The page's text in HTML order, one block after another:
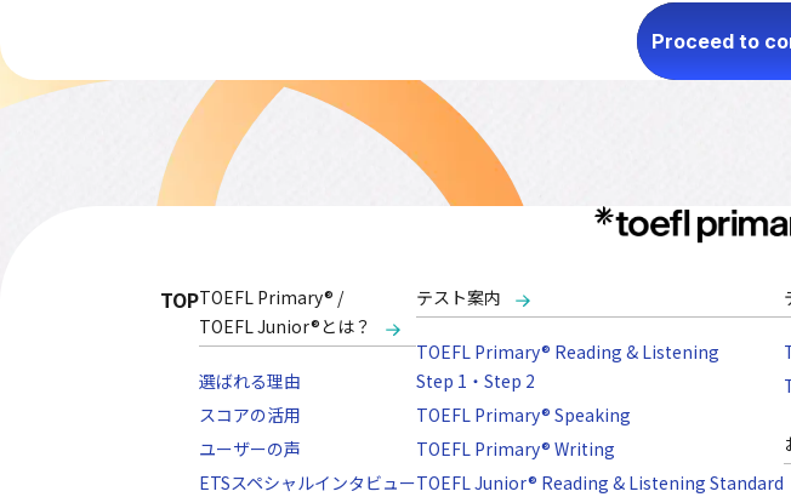
TOPTOEFL Primary® /
TOEFL Junior®とは？
選ばれる理由
スコアの活用
ユーザーの声
ETSスペシャルインタビュー
テスト案内
TOEFL Primary® Reading & Listening
Step 1・Step 2
TOEFL Primary® Speaking
TOEFL Primary® Writing
TOEFL Junior® Reading & Listening Standard